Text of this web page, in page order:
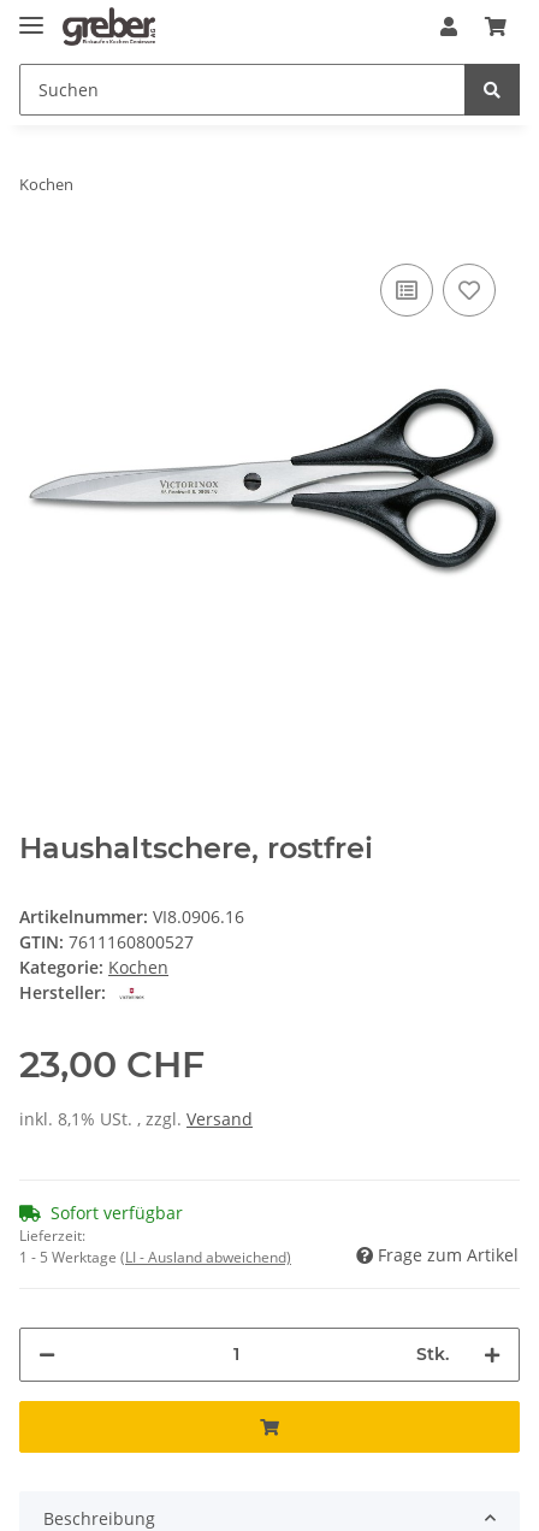
Kochen
Haushaltschere, rostfrei
Artikelnummer: VI8.0906.16
GTIN: 7611160800527
Kategorie: Kochen
Hersteller:
23,00 CHF
inkl. 8,1% USt. , zzgl. Versand
Sofort verfügbar
Lieferzeit:
1 - 5 Werktage (LI - Ausland abweichend) Frage zum Artikel
Stk.
Beschreibung